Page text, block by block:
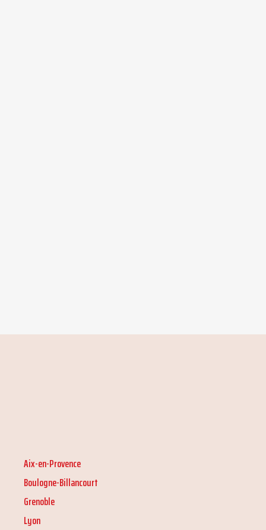
Aix-en-Provence
Boulogne-Billancourt
Grenoble
Lyon